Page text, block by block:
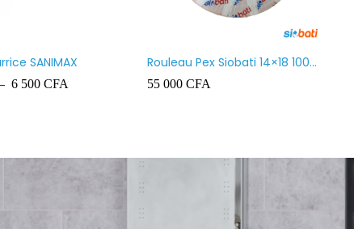
Chauffe-eau marque VENUS
100L
90 000CFA
Chauffe-eau marque